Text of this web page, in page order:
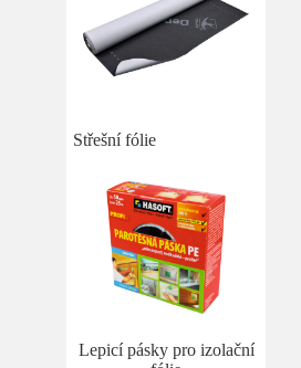
Střešní fólie
Lepicí pásky pro izolační